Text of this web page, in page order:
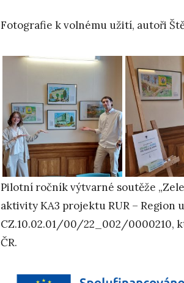
Fotografie k volnému užití, autoři
Pilotní ročník výtvarné soutěže
aktivity KA3 projektu RUR –
CZ.10.02.01/00/22_002/0000210,
ČR.